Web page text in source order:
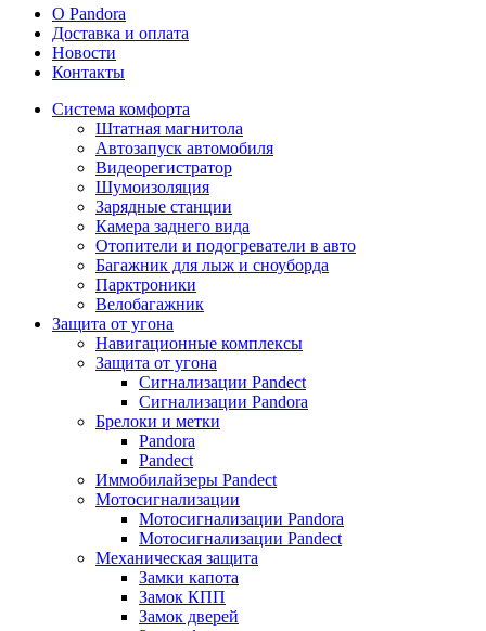
O Pandora
Доставка и оплата
Новости
Контакты
Система комфорта
Штатная магнитола
Автозапуск автомобиля
Видеорегистратор
Шумоизоляция
Зарядные станции
Камера заднего вида
Отопители и подогреватели в авто
Багажник для лыж и сноуборда
Парктроники
Велобагажник
Защита от угона
Навигационные комплексы
Защита от угона
Сигнализации Pandect
Сигнализации Pandora
Брелоки и метки
Pandora
Pandect
Иммобилайзеры Pandect
Мотосигнализации
Мотосигнализации Pandora
Мотосигнализации Pandect
Механическая защита
Замки капота
Замок КПП
Замок дверей